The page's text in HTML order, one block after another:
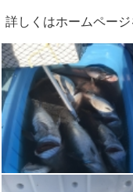
詳しくはホームページ